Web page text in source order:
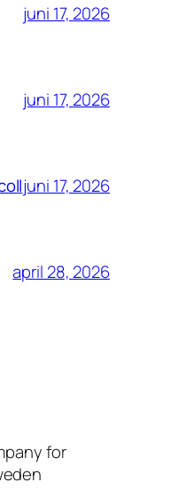
juni 17, 2026
juni 17, 2026
juni 17, 2026
april 28, 2026
for